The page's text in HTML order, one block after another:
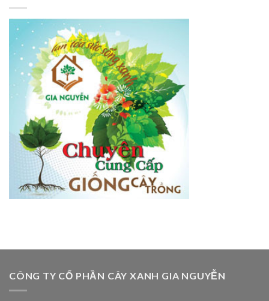
CÔNG TY CỔ PHẦN CÂY XANH GIA NGUYỄN